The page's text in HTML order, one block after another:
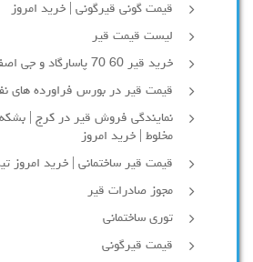
قیمت گونی قیرگونی | خرید امروز
لیست قیمت قیر
خرید قیر 60 70 پاسارگاد و جی اصفهان | قیمت امروز
قیمت قیر در بورس فراورده های
نمایندگی فروش قیر در کرج |
مخلوط | خرید امروز
قیمت قیر ساختمانی | خرید امروز تیر
مجوز صادرات قیر
توری ساختمانی
قیمت قیرگونی